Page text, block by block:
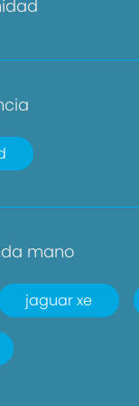
mano
jaguar xe